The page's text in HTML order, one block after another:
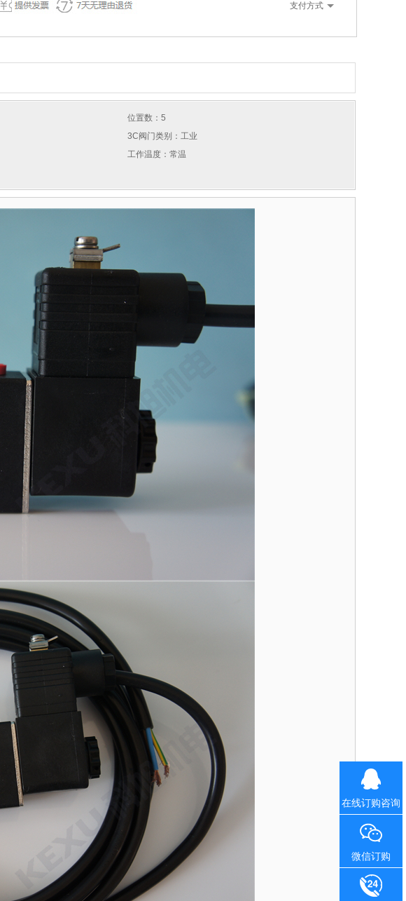
支付方式
位置数：5
3C阀门类别：工业
工作温度：常温
在线订购咨询
微信订购